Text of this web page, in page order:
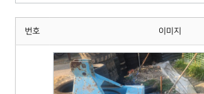
번호 이미지